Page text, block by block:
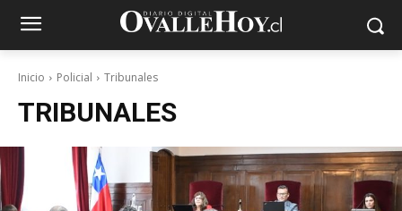
Inicio Policial Tribunales
TRIBUNALES